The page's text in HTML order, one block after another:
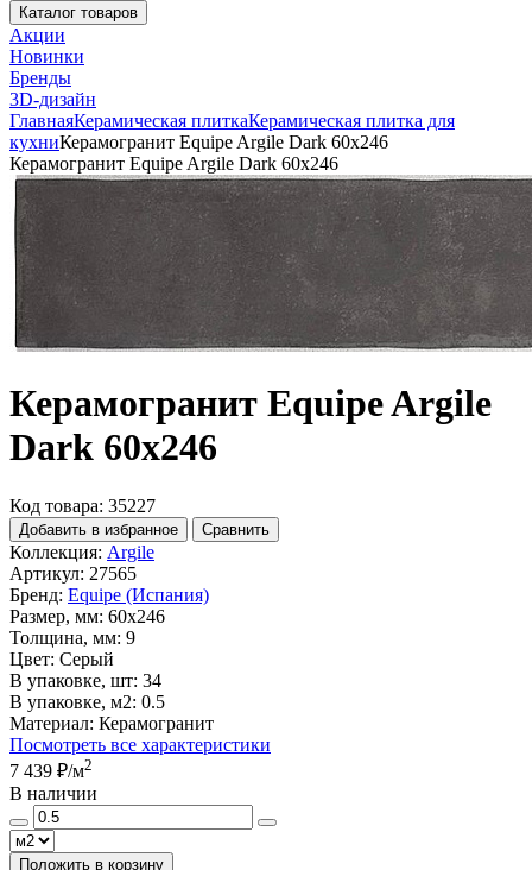
Каталог товаров
Акции
Новинки
Бренды
3D-дизайн
ГлавнаяКерамическая плиткаКерамическая плитка для
кухниКерамогранит Equipe Argile Dark 60х246
Керамогранит Equipe Argile Dark 60х246
Керамогранит Equipe Argile
Dark 60х246
Код товара: 35227
Добавить в избранное Сравнить
Коллекция: Argile
Артикул: 27565
Бренд: Equipe (Испания)
Размер, мм: 60x246
Толщина, мм: 9
Цвет: Серый
В упаковке, шт: 34
В упаковке, м2: 0.5
Материал: Керамогранит
Посмотреть все характеристики
7 439 ₽/м2
В наличии
Положить в корзину